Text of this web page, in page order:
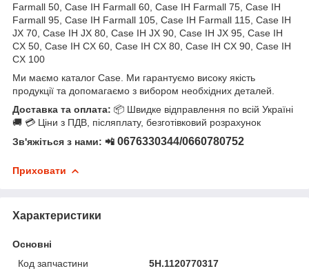
Farmall 50, Case IH Farmall 60, Case IH Farmall 75, Case IH
Farmall 95, Case IH Farmall 105, Case IH Farmall 115, Case IH
JX 70, Case IH JX 80, Case IH JX 90, Case IH JX 95, Case IH
CX 50, Case IH CX 60, Case IH CX 80, Case IH CX 90, Case IH
CX 100
Ми маємо каталог Case. Ми гарантуємо високу якість
продукції та допомагаємо з вибором необхідних деталей.
Доставка та оплата: 📦 Швидке відправлення по всій Україні
🚚 💳 Ціни з ПДВ, післяплату, безготівковий розрахунок
Зв'яжіться з нами: 📲 0676330344/0660780752
Приховати
Характеристики
Основні
Код запчастини
5H.1120770317